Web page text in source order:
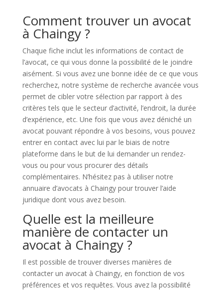
Comment trouver un avocat
à Chaingy ?
Chaque fiche inclut les informations de contact de
l’avocat, ce qui vous donne la possibilité de le joindre
aisément. Si vous avez une bonne idée de ce que vous
recherchez, notre système de recherche avancée vous
permet de cibler votre sélection par rapport à des
critères tels que le secteur d’activité, l’endroit, la durée
d’expérience, etc. Une fois que vous avez déniché un
avocat pouvant répondre à vos besoins, vous pouvez
entrer en contact avec lui par le biais de notre
plateforme dans le but de lui demander un rendez-
vous ou pour vous procurer des détails
complémentaires. N’hésitez pas à utiliser notre
annuaire d’avocats à Chaingy pour trouver l’aide
juridique dont vous avez besoin.
Quelle est la meilleure
manière de contacter un
avocat à Chaingy ?
Il est possible de trouver diverses manières de
contacter un avocat à Chaingy, en fonction de vos
préférences et vos requêtes. Vous avez la possibilité